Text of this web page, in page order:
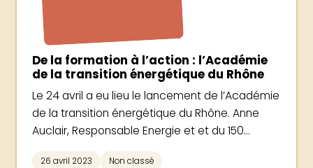
De la formation à l’action : l’Académie
de la transition énergétique du Rhône
Le 24 avril a eu lieu le lancement de l’Académie
de la transition énergétique du Rhône. Anne
Auclair, Responsable Energie et et du 150...
26 avril 2023 Non classé